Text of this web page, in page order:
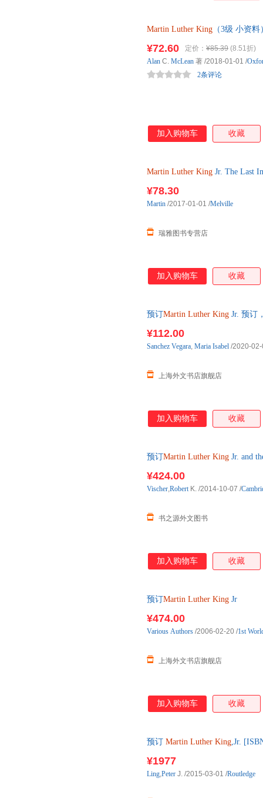
Martin Luther King （3级 小资料
¥72.60 定价： ¥85.39 (8.51折)
2条评论
Alan C. McLean 著 /2018-01-01 /
加入购物车 收藏
Martin Luther King Jr. The Last
¥78.30
瑞雅图书专营店
Martin /2017-01-01 /Melville
加入购物车 收藏
预订Martin Luther King Jr. 预订
¥112.00
上海外文书店旗舰店
Sanchez Vegara, Maria Isabel /2020-
加入购物车 收藏
预订Martin Luther King Jr. and
¥424.00
书之源外文图书
Vischer,RobertK. /2014-10-07 /
加入购物车 收藏
预订Martin Luther King Jr
¥474.00
上海外文书店旗舰店
Various Authors /2006-02-20 /1st
加入购物车 收藏
预订 Martin Luther King,Jr.
¥1977
Ling,Peter J. /2015-03-01 /Routledge